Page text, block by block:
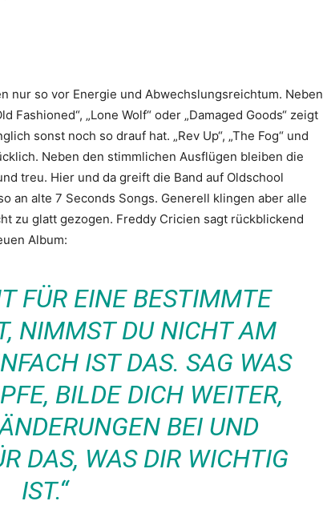
nur so vor Energie und Abwechslungsreichtum. Neben
Fashioned“, „Lone Wolf“ oder „Damaged Goods“ zeigt
sonst noch so drauf hat. „Rev Up“, „The Fog“ und
Neben den stimmlichen Ausflügen bleiben die
treu. Hier und da greift die Band auf Oldschool
an alte 7 Seconds Songs. Generell klingen aber alle
zu glatt gezogen. Freddy Cricien sagt rückblickend
Album:
FÜR EINE BESTIMMTE
NIMMST DU NICHT AM
IST DAS. SAG WAS
BILDE DICH WEITER,
BEI UND
DAS, WAS DIR WICHTIG
IST.“